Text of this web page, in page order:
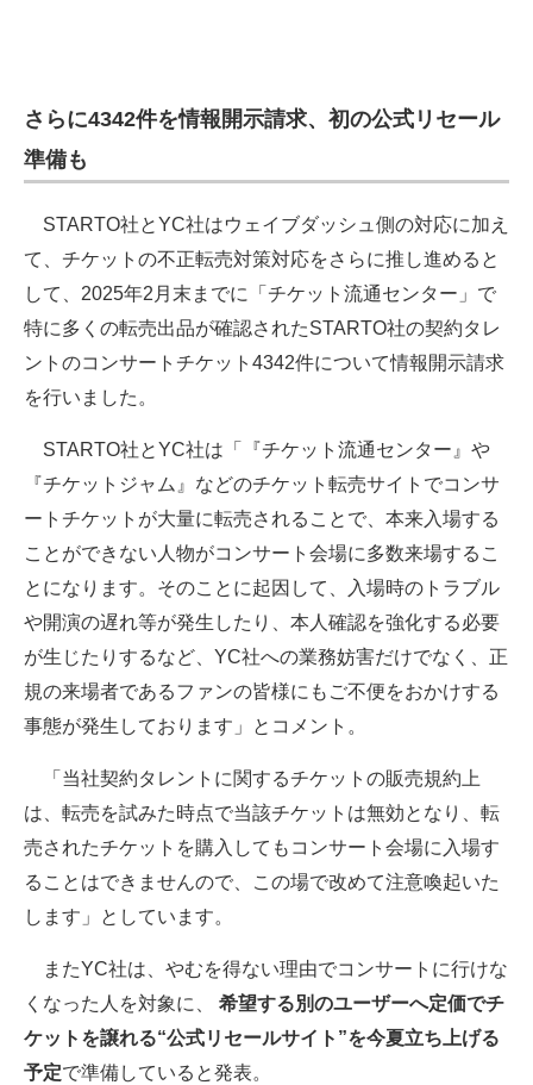
さらに4342件を情報開示請求、初の公式リセール
準備も
STARTO社とYC社はウェイブダッシュ側の対応に加え
て、チケットの不正転売対策対応をさらに推し進めると
して、2025年2月末までに「チケット流通センター」で
特に多くの転売出品が確認されたSTARTO社の契約タレ
ントのコンサートチケット4342件について情報開示請求
を行いました。
STARTO社とYC社は「『チケット流通センター』や
『チケットジャム』などのチケット転売サイトでコンサ
ートチケットが大量に転売されることで、本来入場する
ことができない人物がコンサート会場に多数来場するこ
とになります。そのことに起因して、入場時のトラブル
や開演の遅れ等が発生したり、本人確認を強化する必要
が生じたりするなど、YC社への業務妨害だけでなく、正
規の来場者であるファンの皆様にもご不便をおかけする
事態が発生しております」とコメント。
「当社契約タレントに関するチケットの販売規約上
は、転売を試みた時点で当該チケットは無効となり、転
売されたチケットを購入してもコンサート会場に入場す
ることはできませんので、この場で改めて注意喚起いた
します」としています。
またYC社は、やむを得ない理由でコンサートに行けな
くなった人を対象に、 希望する別のユーザーへ定価でチ
ケットを譲れる“公式リセールサイト”を今夏立ち上げる
予定で準備していると発表。